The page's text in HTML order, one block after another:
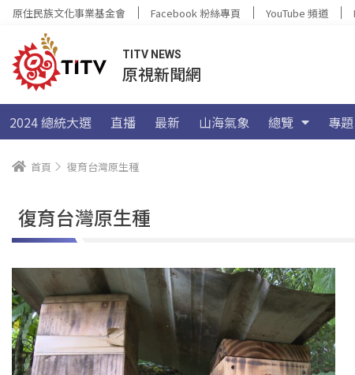
原住民族文化事業基金會 Facebook 粉絲專頁 YouTube 頻道
TITV NEWS
原視新聞網
2024 總統大選 直播 最新 山海氣象 總覽 專題
首頁 復育台灣原生種
復育台灣原生種